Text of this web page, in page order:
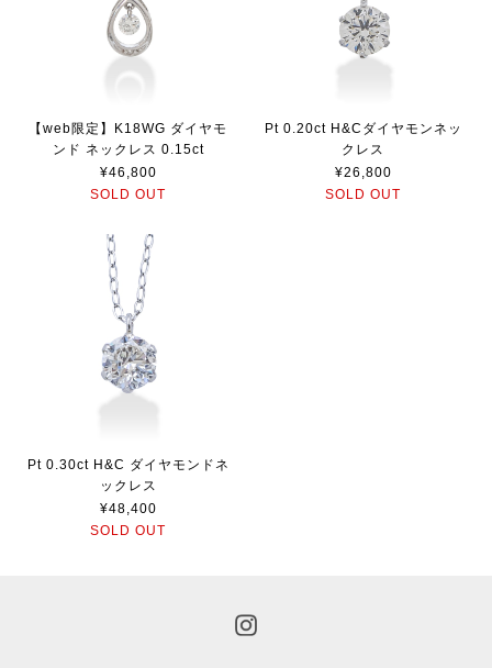
【web限定】K18WG ダイヤモ
ンド ネックレス 0.15ct
¥46,800
SOLD OUT
Pt 0.20ct H&Cダイヤモンネッ
クレス
¥26,800
SOLD OUT
Pt 0.30ct H&C ダイヤモンドネ
ックレス
¥48,400
SOLD OUT